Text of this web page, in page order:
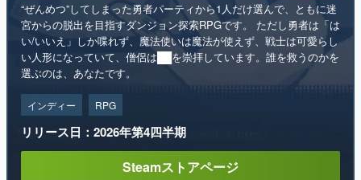
“ぜんめつ”してしまった勇者パーティから1人だけ選んで、ともに迷
宮からの脱出を目指すダンジョン探索RPGです。 ただし勇者は「は
い/いいえ」しか喋れず、魔法使いは魔法が使えず、戦士は可愛らし
い人形になっていて、僧侶は██を崇拝しています。誰を救うのかを
選ぶのは、あなたです。
インディー RPG
リリース日：2026年第4四半期
Steamストアページ